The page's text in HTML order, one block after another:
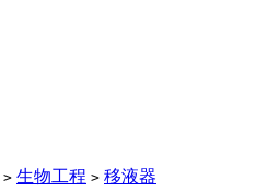
> 生物工程 > 移液器